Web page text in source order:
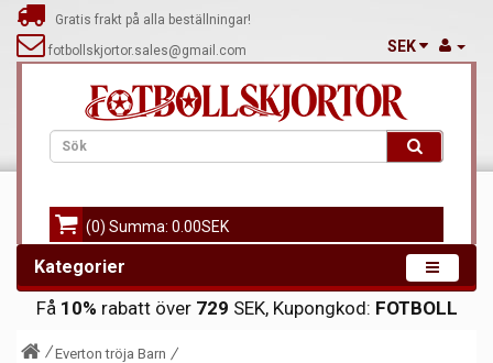
Gratis frakt på alla beställningar!
fotbollskjortor.sales@gmail.com
SEK
(0) Summa: 0.00SEK
Kategorier
Få 10% rabatt över 729 SEK, Kupongkod: FOTBOLL
Everton tröja Barn